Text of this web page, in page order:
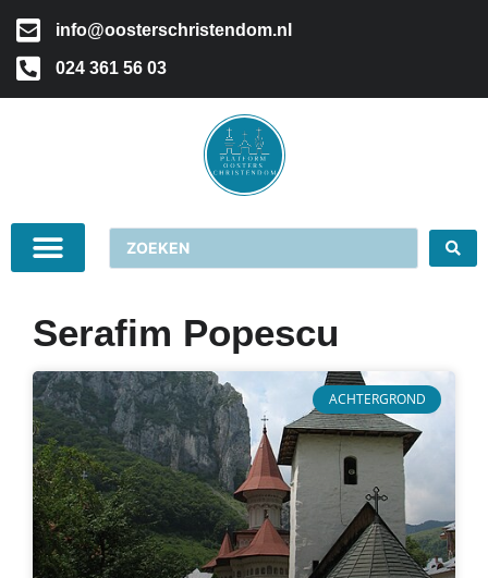
info@oosterschristendom.nl
024 361 56 03
Serafim Popescu
ACHTERGROND